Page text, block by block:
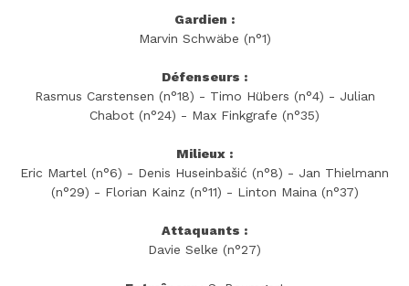
Gardien :
Marvin Schwäbe (n°1)
Défenseurs :
Rasmus Carstensen (n°18) - Timo Hübers (n°4) - Julian
Chabot (n°24) - Max Finkgrafe (n°35)
Milieux :
Eric Martel (n°6) - Denis Huseinbašić (n°8) - Jan Thielmann
(n°29) - Florian Kainz (n°11) - Linton Maina (n°37)
Attaquants :
Davie Selke (n°27)